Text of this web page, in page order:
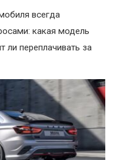
всегда
какая модель
ли переплачивать за